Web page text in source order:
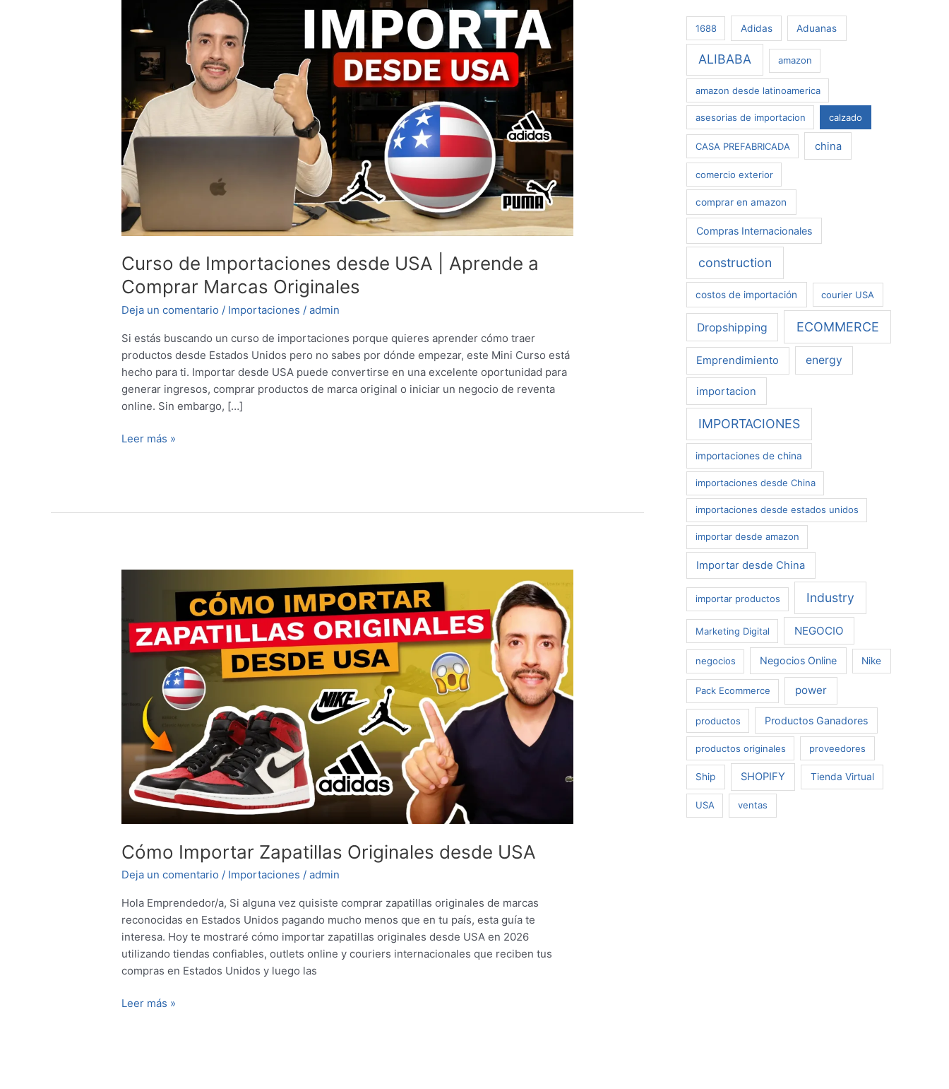
Curso de Importaciones desde USA | Aprende a
Comprar Marcas Originales
Deja un comentario / Importaciones /admin
Si estás buscando un curso de importaciones porque quieres aprender cómo traer
productos desde Estados Unidos pero no sabes por dónde empezar, este Mini Curso está
hecho para ti. Importar desde USA puede convertirse en una excelente oportunidad para
generar ingresos, comprar productos de marca original o iniciar un negocio de reventa
online. Sin embargo, […]
Importaciones
desde
USA
Aprende
a
Comprar
Marcas
Originales
Leer más »
Cómo Importar Zapatillas Originales desde USA
Deja un comentario / Importaciones /admin
Hola Emprendedor/a, Si alguna vez quisiste comprar zapatillas originales de marcas
reconocidas en Estados Unidos pagando mucho menos que en tu país, esta guía te
interesa. Hoy te mostraré cómo importar zapatillas originales desde USA en 2026
utilizando tiendas confiables, outlets online y couriers internacionales que reciben tus
compras en Estados Unidos y luego las
Importar
Originales
desde
Leer más »
1688 Adidas Aduanas
ALIBABA amazon
amazon desde latinoamerica
asesorias de importacion calzado
CASA PREFABRICADA china
comercio exterior
comprar en amazon
Compras Internacionales
construction
costos de importación courier USA
Dropshipping ECOMMERCE
Emprendimiento energy
importacion
IMPORTACIONES
importaciones de china
importaciones desde China
importaciones desde estados unidos
importar desde amazon
Importar desde China
importar productos Industry
Marketing Digital NEGOCIO
negocios Negocios Online Nike
Pack Ecommerce power
productos Productos Ganadores
productos originales proveedores
Ship SHOPIFY Tienda Virtual
USA ventas